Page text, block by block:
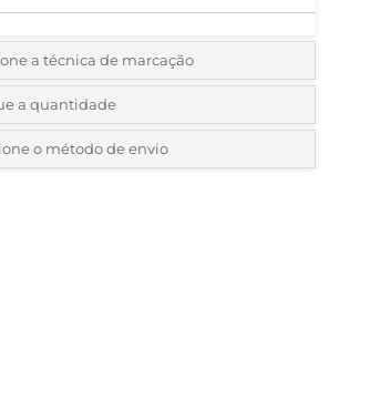
a técnica de marcação
de marcação e as cores do logotipo:
circular (Impressão circular)
a quantidade
5
o método de envio